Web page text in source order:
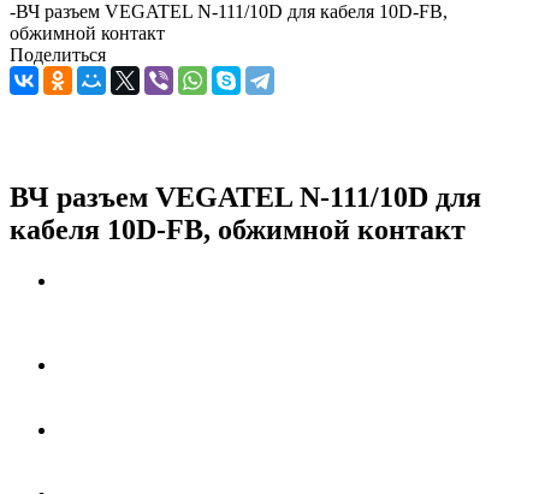
-ВЧ разъем VEGATEL N-111/10D для кабеля 10D-FB,
обжимной контакт
Поделиться
ВЧ разъем VEGATEL N-111/10D для
кабеля 10D-FB, обжимной контакт